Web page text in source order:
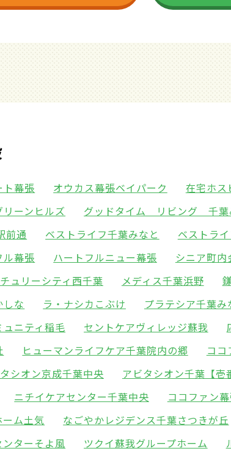
ト幕張 オウカス幕張ベイパーク 在宅ホス
ーンヒルズ
グッドタイム リビング 千葉
前通
ベストライフ千葉みなと ベストラ
ル幕張 ハートフルニュー幕張
シニア町
ュリーシティ西千葉 メディス千葉浜野
しな ラ・ナシカこぶけ プラテシア千葉み
ニティ稲毛 セントケアヴィレッジ蘇我
ヒューマンライフケア千葉院内の郷
ココ
シオン京成千葉中央
アビタシオン千葉【壱
ニチイケアセンター千葉中央 ココファン
ム土気 なごやかレジデンス千葉さつきが丘
ターそよ風 ツクイ蘇我グループホーム